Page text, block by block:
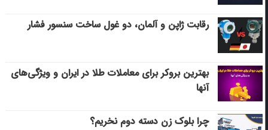
رقابت ژاپن و آلمان، دو غول ساخت سنسور فشار
بهترین بروکر برای معاملات طلا در ایران و ویژگی‌های
آنها
چرا بلوک زن دسته دوم نخریم؟